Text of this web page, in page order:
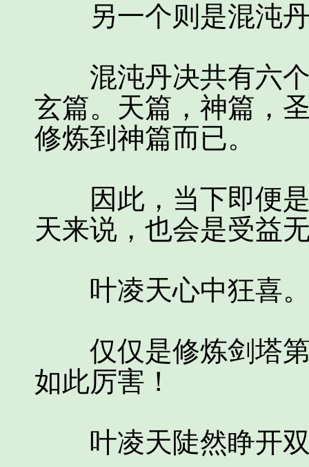
另一个则是混沌丹
混沌丹决共有六个
玄篇。天篇，神篇，
修炼到神篇而已。
因此，当下即便是
天来说，也会是受益
叶凌天心中狂喜
仅仅是修炼剑塔第
如此厉害！
叶凌天陡然睁开